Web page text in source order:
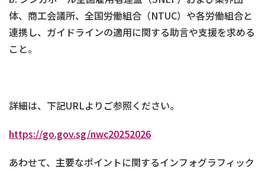
体、商工会議所、全国労働組合（NTUC）や各労働組合と
連携し、ガイドラインの適用に関する助言や支援を求める
こと。
詳細は、下記URLよりご参照ください。
https://go.gov.sg/nwc20252026
あわせて、主要なポイントに関するインフォグラフィック